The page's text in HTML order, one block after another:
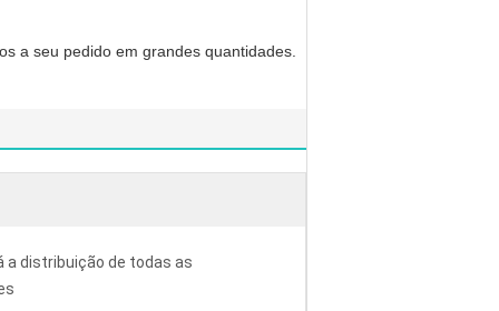
a seu pedido em grandes quantidades.
a distribuição de todas as